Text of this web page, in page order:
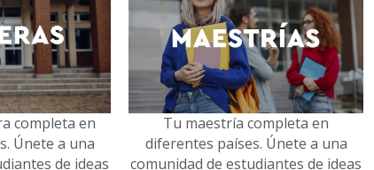
completa en
Únete a una
de ideas
Tu maestría completa en
diferentes países. Únete a una
comunidad de estudiantes de ideas